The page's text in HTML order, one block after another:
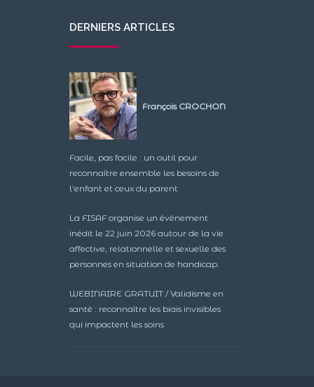
DERNIERS ARTICLES
François CROCHON
Facile, pas facile : un outil pour
reconnaître ensemble les besoins de
l’enfant et ceux du parent
La FISAF organise un événement
inédit le 22 juin 2026 autour de la vie
affective, relationnelle et sexuelle des
personnes en situation de handicap.
WEBINAIRE GRATUIT / Validisme en
santé : reconnaître les biais invisibles
qui impactent les soins